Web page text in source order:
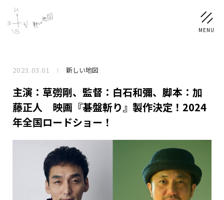
NEWS
SCHEDULE
稲垣 吾郎 草彅 剛
DISCOGRAPHY
2023.03.01 新しい地図
主演：草彅剛、監督：白石和彌、脚本：加
藤正人 映画『碁盤斬り』製作決定！2024
年全国ロードショー！